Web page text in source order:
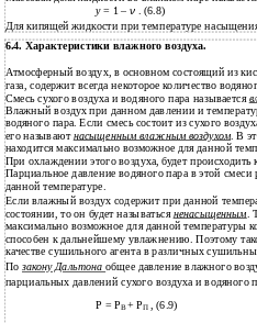
у= 1 – ν . (6.8)
Для кипящей жидкости при температуре
6.4. Характеристики влажного воздуха.
Атмосферный воздух, в основном состоящий из
газа, содержит всегда некоторое количество
Смесь сухого воздуха и водяного пара называется
Влажный воздух при данном давлении и
водяного пара. Если смесь состоит из сухого
его называютнасыщенным влажным воздухом . В
находится максимально возможное для данной
При охлаждении этого воздуха, будет происходить
Парциальное давление водяного пара в этой
данной температуре.
Если влажный воздух содержит при данной
состоянии, то он будет называтьсяненасыщенным .
максимально возможное для данной температуры
способен к дальнейшему увлажнению. Поэтому
качестве сушильного агента в различных
Позакону Дальтонаобщее давление влажного
парциальных давлений сухого воздуха и водяного
Р = РВ+ РП , (6.9)